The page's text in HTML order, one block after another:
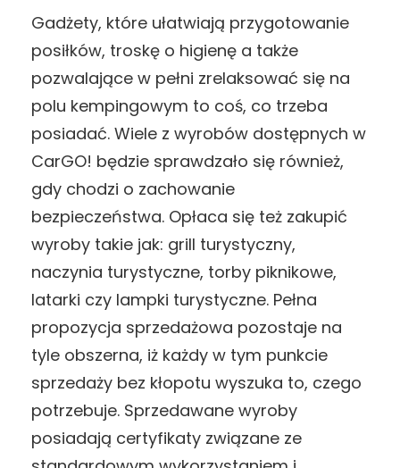
Gadżety, które ułatwiają przygotowanie
posiłków, troskę o higienę a także
pozwalające w pełni zrelaksować się na
polu kempingowym to coś, co trzeba
posiadać. Wiele z wyrobów dostępnych w
CarGO! będzie sprawdzało się również,
gdy chodzi o zachowanie
bezpieczeństwa. Opłaca się też zakupić
wyroby takie jak: grill turystyczny,
naczynia turystyczne, torby piknikowe,
latarki czy lampki turystyczne. Pełna
propozycja sprzedażowa pozostaje na
tyle obszerna, iż każdy w tym punkcie
sprzedaży bez kłopotu wyszuka to, czego
potrzebuje. Sprzedawane wyroby
posiadają certyfikaty związane ze